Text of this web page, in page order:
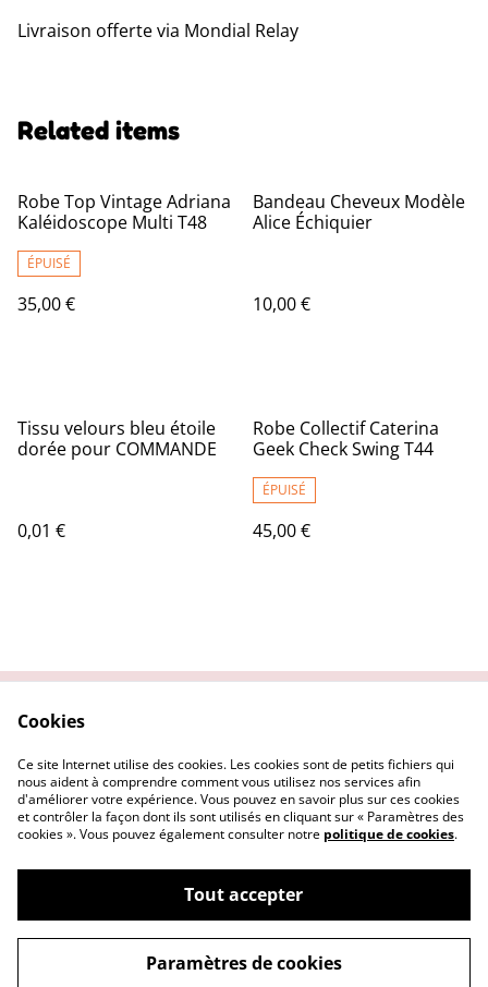
Livraison offerte via Mondial Relay
Related items
Robe Top Vintage Adriana
Kaléidoscope Multi T48
ÉPUISÉ
35,00 €
Bandeau Cheveux Modèle
Alice Échiquier
10,00 €
Tissu velours bleu étoile
dorée pour COMMANDE
0,01 €
Robe Collectif Caterina
Geek Check Swing T44
ÉPUISÉ
45,00 €
Politique de
confidentialité
Politique Cookies
©2026Le Repaire des Pin-up
powered by
Cookies
Ce site Internet utilise des cookies. Les cookies sont de petits fichiers qui
nous aident à comprendre comment vous utilisez nos services afin
d'améliorer votre expérience. Vous pouvez en savoir plus sur ces cookies
et contrôler la façon dont ils sont utilisés en cliquant sur « Paramètres des
cookies ». Vous pouvez également consulter notre politique de cookies.
Tout accepter
Paramètres de cookies